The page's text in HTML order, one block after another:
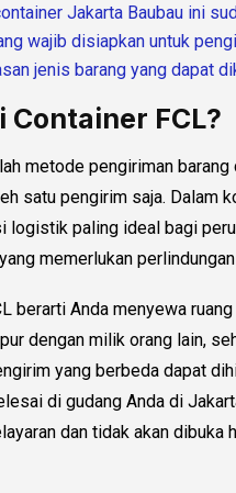
Jakarta Baubau ini
wajib disiapkan untuk
jenis barang yang dapat
Container FCL?
metode pengiriman
satu pengirim saja. Dalam
logistik paling ideal bagi
memerlukan
berarti Anda menyewa
dengan milik orang lain,
yang berbeda dapat
di gudang Anda di
dan tidak akan dibuka